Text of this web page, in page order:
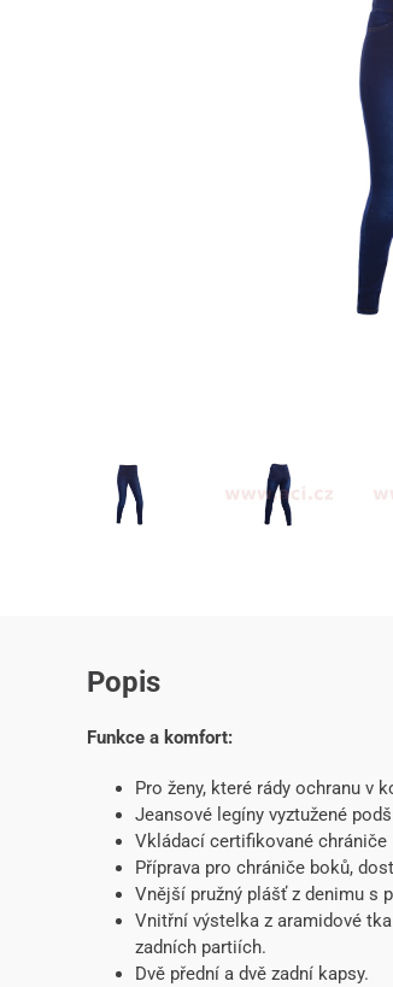
Popis
Funkce a komfort:
Pro ženy, které rády ochranu v
Jeansové legíny vyztužené
Vkládací certifikované chrániče
Příprava pro chrániče boků,
Vnější pružný plášť z denimu s
Vnitřní výstelka z aramidové
zadních partiích.
Dvě přední a dvě zadní kapsy.